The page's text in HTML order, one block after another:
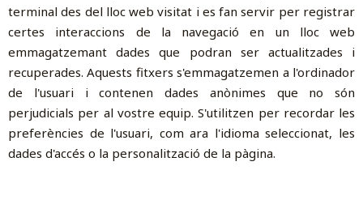
terminal des del lloc web visitat i es fan servir per registrar
certes interaccions de la navegació en un lloc web
emmagatzemant dades que podran ser actualitzades i
recuperades. Aquests fitxers s'emmagatzemen a l'ordinador
de l'usuari i contenen dades anònimes que no són
perjudicials per al vostre equip. S'utilitzen per recordar les
preferències de l'usuari, com ara l'idioma seleccionat, les
dades d'accés o la personalització de la pàgina.